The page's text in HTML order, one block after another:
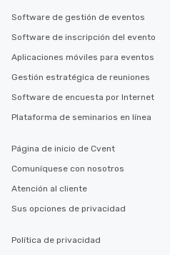
Software de gestión de eventos
Software de inscripción del evento
Aplicaciones móviles para eventos
Gestión estratégica de reuniones
Software de encuesta por Internet
Plataforma de seminarios en línea
Página de inicio de Cvent
Comuníquese con nosotros
Atención al cliente
Sus opciones de privacidad
Política de privacidad